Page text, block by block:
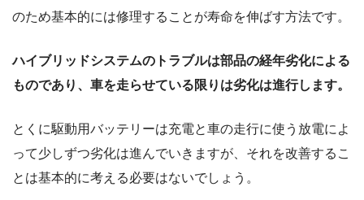
のため基本的には修理することが寿命を伸ばす方法です。
ハイブリッドシステムのトラブルは部品の経年劣化による
ものであり、車を走らせている限りは劣化は進行します。
とくに駆動用バッテリーは充電と車の走行に使う放電によ
って少しずつ劣化は進んでいきますが、それを改善するこ
とは基本的に考える必要はないでしょう。